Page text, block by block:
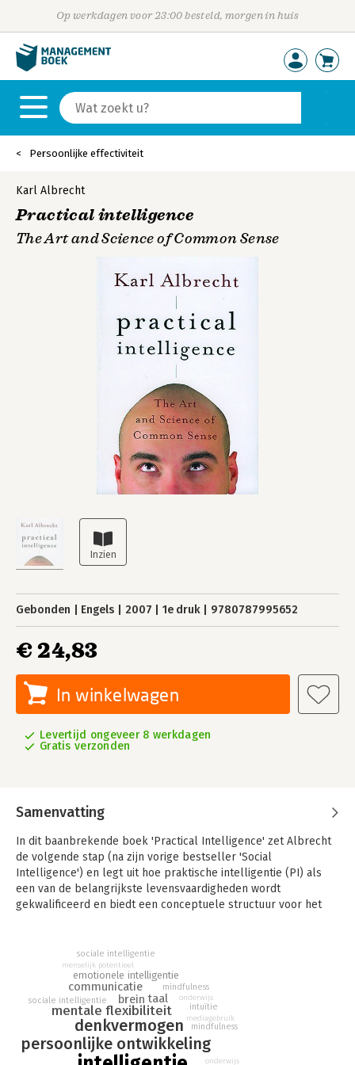
Op werkdagen voor 23:00 besteld, morgen in huis
Persoonlijke effectiviteit
Karl Albrecht
Practical intelligence
The Art and Science of Common Sense
Gebonden Engels 2007 1e druk 9780787995652
€ 24,83
In winkelwagen
Levertijd ongeveer 8 werkdagen
Gratis verzonden
Samenvatting
In dit baanbrekende boek 'Practical Intelligence' zet Albrecht
de volgende stap (na zijn vorige bestseller 'Social
Intelligence') en legt uit hoe praktische intelligentie (PI) als
een van de belangrijkste levensvaardigheden wordt
gekwalificeerd en biedt een conceptuele structuur voor het
Middels 'Practical Intelligence' verklaart Albrecht dat mensen
met praktische intelligentie;
- taalvaardigheden ontwikkelen;
- betere beslissingen maken;
- denken in termen van kansen en mogelijkheden;
- ambiguïteit en complexiteit omarmen;
- problemen duidelijk beschrijven en werken door
oplossingen;
persoonlijke ontwikkeling
denkvermogen
mentale flexibiliteit
brein
communicatie
taal
emotionele intelligentie
mindfulness
sociale intelligentie onderwijs
intuïtie
mediagebruik
mindfulness
menselijk potentieel
sociale intelligentie
onderwijs